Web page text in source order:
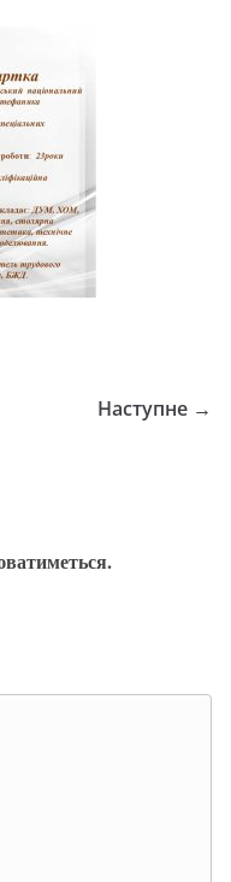
Наступне →